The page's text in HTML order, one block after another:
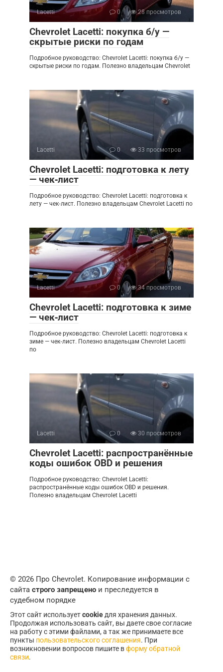
Lacetti 0 28 просмотров
Chevrolet Lacetti: покупка б/у —
скрытые риски по годам
Подробное руководство: Chevrolet Lacetti: покупка б/у —
скрытые риски по годам. Полезно владельцам Chevrolet
Lacetti 0 33 просмотров
Chevrolet Lacetti: подготовка к лету
— чек‑лист
Подробное руководство: Chevrolet Lacetti: подготовка к
лету — чек‑лист. Полезно владельцам Chevrolet Lacetti по
Lacetti 0 34 просмотров
Chevrolet Lacetti: подготовка к зиме
— чек‑лист
Подробное руководство: Chevrolet Lacetti: подготовка к
зиме — чек‑лист. Полезно владельцам Chevrolet Lacetti
по
Lacetti 0 30 просмотров
Chevrolet Lacetti: распространённые
коды ошибок OBD и решения
Подробное руководство: Chevrolet Lacetti:
распространённые коды ошибок OBD и решения.
Полезно владельцам Chevrolet Lacetti
© 2026 Про Chevrolet. Копирование информации с
сайта строго запрещено и преследуется в
судебном порядке
Этот сайт используетcookie для хранения данных.
Продолжая использовать сайт, вы даете свое согласие
на работу с этими файлами, а так же принимаете все
пункты пользовательского соглашения. При
возникновении вопросов пишите вформу обратной
связи.